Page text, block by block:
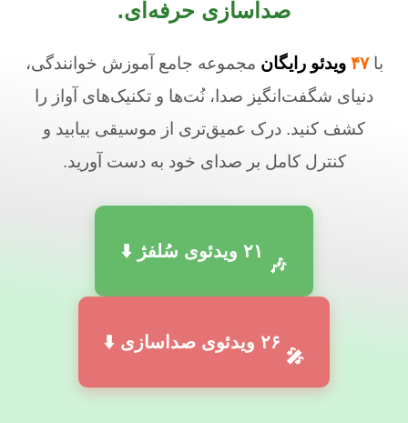
صداسازی حرفه‌ای.
با۴۷ ویدئو رایگان مجموعه جامع آموزش خوانندگی،
دنیای شگفت‌انگیز صدا، نُت‌ها و تکنیک‌های آواز را
کشف کنید. درک عمیق‌تری از موسیقی بیابید و
کنترل کامل بر صدای خود به دست آورید.
🎶
ویدئوی سُلفژ ⬇️
🎤
ویدئوی صداسازی ⬇️